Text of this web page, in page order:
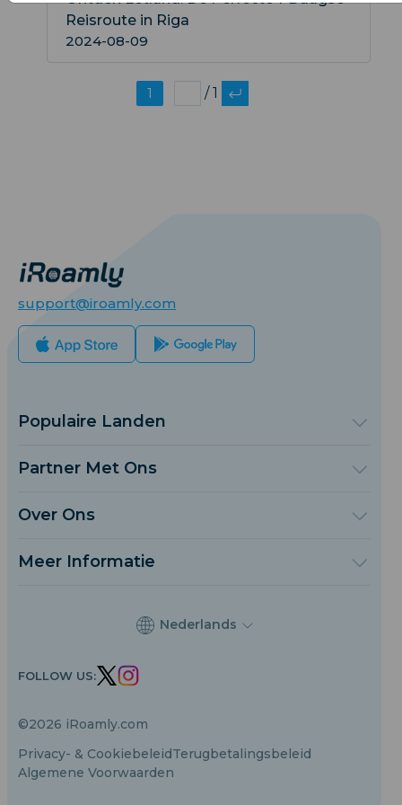
Reisroute in Riga
2024-08-09
1 / 1
support@iroamly.com
Populaire Landen
Verenigd Koninkrijk
Thailand
Italië
Partner Met Ons
Verwijs & Verdien
Over Ons
Neem Contact Op
Meer Informatie
eSIM Beoordelingen
eSIM-kennis
©2026 iRoamly.com
Privacy- & CookiebeleidTerugbetalingsbeleid
Algemene Voorwaarden
Nederlands
FOLLOW US: